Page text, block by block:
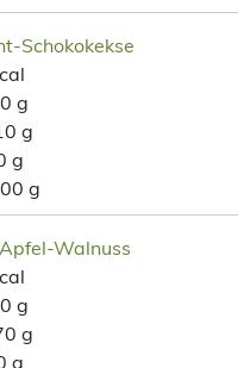
Schokokekse
g
g
g
g
Walnuss
g
g
g